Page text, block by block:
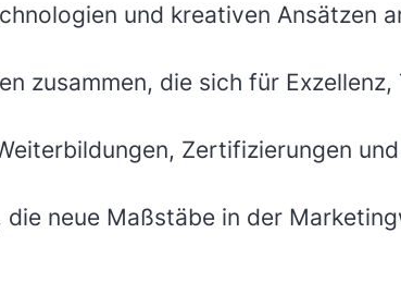
und kreativen Ansätzen
zusammen, die sich für Exzellenz,
Zertifizierungen
neue Maßstäbe in der